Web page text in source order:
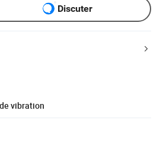
Discuter
vibration